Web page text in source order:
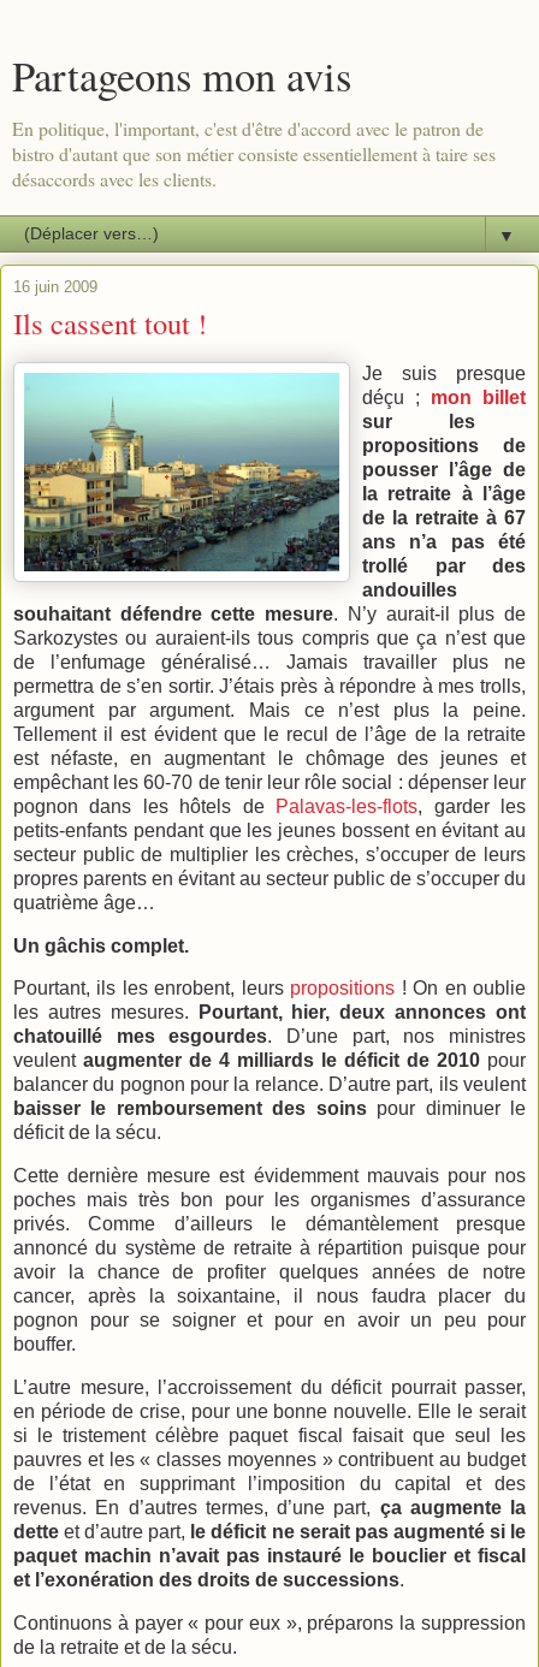
Partageons mon avis
En politique, l'important, c'est d'être d'accord avec le patron de
bistro d'autant que son métier consiste essentiellement à taire ses
désaccords avec les clients.
▼
16 juin 2009
Ils cassent tout !
Je suis presque
déçu ; mon billet
sur les
propositions de
pousser l’âge de
la retraite à l’âge
de la retraite à 67
ans n’a pas été
trollé par des
andouilles
souhaitant défendre cette mesure. N’y aurait-il plus de
Sarkozystes ou auraient-ils tous compris que ça n’est que
de l’enfumage généralisé… Jamais travailler plus ne
permettra de s’en sortir. J’étais près à répondre à mes trolls,
argument par argument. Mais ce n’est plus la peine.
Tellement il est évident que le recul de l’âge de la retraite
est néfaste, en augmentant le chômage des jeunes et
empêchant les 60-70 de tenir leur rôle social : dépenser leur
pognon dans les hôtels de
Palavas-les-flots, garder les
petits-enfants pendant que les jeunes bossent en évitant au
secteur public de multiplier les crèches, s’occuper de leurs
propres parents en évitant au secteur public de s’occuper du
quatrième âge…
Un gâchis complet.
Pourtant, ils les enrobent, leurs propositions ! On en oublie
les autres mesures.
Pourtant, hier, deux annonces ont
chatouillé mes esgourdes. D’une part, nos ministres
veulent augmenter de 4 milliards le déficit de 2010 pour
balancer du pognon pour la relance. D’autre part, ils veulent
baisser le remboursement des soinspour diminuer le
déficit de la sécu.
Cette dernière mesure est évidemment mauvais pour nos
poches mais très bon pour les organismes d’assurance
privés. Comme d’ailleurs le démantèlement presque
annoncé du système de retraite à répartition puisque pour
avoir la chance de profiter quelques années de notre
cancer, après la soixantaine, il nous faudra placer du
pognon pour se soigner et pour en avoir un peu pour
bouffer.
L’autre mesure, l’accroissement du déficit pourrait passer,
en période de crise, pour une bonne nouvelle. Elle le serait
si le tristement célèbre paquet fiscal faisait que seul les
pauvres et les « classes moyennes » contribuent au budget
de l’état en supprimant l’imposition du capital et des
revenus. En d’autres termes, d’une part, ça augmente la
detteet d’autre part, le déficit ne serait pas augmenté si le
paquet machin n’avait pas instauré le bouclier et fiscal
et l’exonération des droits de successions.
Continuons à payer « pour eux », préparons la suppression
de la retraite et de la sécu.